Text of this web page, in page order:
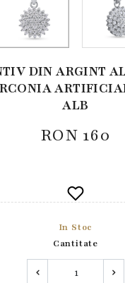
DIN ARGINT
ALB
RON 160
In Stoc
Cantitate